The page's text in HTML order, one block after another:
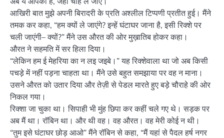
आखिरी बात मुझे अपनी बिरादरी के प्रति अश्लील टिप्पणी प्रतीत हुई। मैंने
तमक कर कहा, “हम क्यों ले जाएंगे? इन्हें घंटाघर जाना है, इसी रिक्शे पर
चली जाएंगी– क्यों?” मैंने उस औरत की ओर मुख़ातिब होकर कहा।
औरत ने सहमति में सर हिला दिया।
“लेकिन हम ई मेहरिया का न लइ जइबे।” यह रिक्शेवाला था जो अब किसी
पचड़े में नहीं पड़ना चाहता था। मैंने उसे बहुत समझाया पर वह न माना।
उसने औरत को उतार दिया और तेज़ी से पेडल मारते हुए बड़े चौराहे की ओर
निकल गया।
रिक्शा जा चुका था। सिपाही भी मुंह छिपा कर कहीं चले गए थे। सड़क पर
अब मैं था। रॉबिन था। और थी वह। वह औरत। वह मेरी कोई न थी।
“तुम इसे घंटाघर छोड़ आओ” मैंने रॉबिन से कहा, “मैं यहां से पैदल हर्ष नगर